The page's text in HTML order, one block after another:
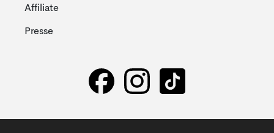
Affiliate
Presse